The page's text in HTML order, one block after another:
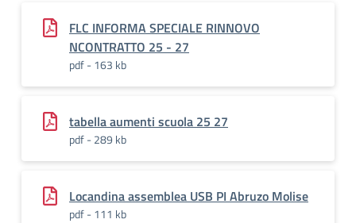
FLC INFORMA SPECIALE RINNOVO
NCONTRATTO 25 - 27
pdf - 163 kb
tabella aumenti scuola 25 27
pdf - 289 kb
Locandina assemblea USB PI Abruzo Molise
pdf - 111 kb